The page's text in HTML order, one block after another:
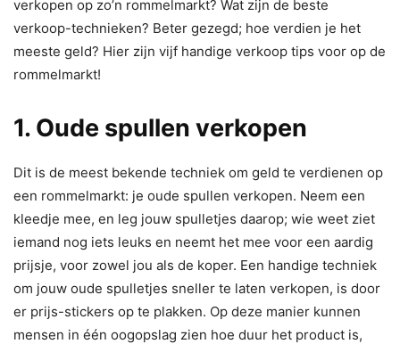
verkopen op zo’n rommelmarkt? Wat zijn de beste
verkoop-technieken? Beter gezegd; hoe verdien je het
meeste geld? Hier zijn vijf handige verkoop tips voor op de
rommelmarkt!
1. Oude spullen verkopen
Dit is de meest bekende techniek om geld te verdienen op
een rommelmarkt: je oude spullen verkopen. Neem een
kleedje mee, en leg jouw spulletjes daarop; wie weet ziet
iemand nog iets leuks en neemt het mee voor een aardig
prijsje, voor zowel jou als de koper. Een handige techniek
om jouw oude spulletjes sneller te laten verkopen, is door
er prijs-stickers op te plakken. Op deze manier kunnen
mensen in één oogopslag zien hoe duur het product is,